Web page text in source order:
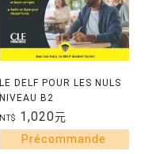
LE DELF POUR LES NULS
NIVEAU B2
NT$ 1,020元